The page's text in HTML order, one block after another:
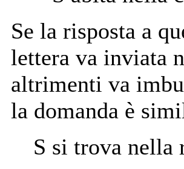
Se la risposta a
lettera va inviata
altrimenti va
la domanda è
S si trova nella